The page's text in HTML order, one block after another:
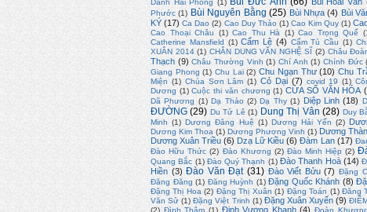
Danh Hải Phong (1) Bùi Hoài Vân
Phước (1) Bùi Nguyên Bằng (25) Bùi Nhựa (4) Bùi
KÝ (17) Ca Dao (2) Cao Duy Thảo (1) Cao Kim Quy (1)
Cao Thoại Châu
(1) Cao Thu Hà (1) Cao Trọng Quế
Catherine Mansfield (1) Cẩm Lệ (4) Cẩm Tú Cầu (1)
XUÂN 2014 (1) CHÂN DUNG VĂN NGHỆ SĨ (2) Châu
Thạch (9) Châu Thường Vinh (1) Chí Anh (1) Chính Đức
Giang Phong (1) Chu Lai (2) Chu Ngạn Thư (10) Chu
Miện (1) Chúa Sơn Lâm (1) Cỏ Dại (7) covid 19 (1)
Dương (1) Cuộc thi văn chương (1) CỬA SỔ VĂN HÓA
Dã Phương (1) Dạ Thảo (2) Dạ Thy (1) Diệp Linh (18)
ĐƯỜNG (29) Du Tử Lê (1) Dung Thị Vân (28) Duy
Minh (1) Dương Đăng Huệ (1) Dương Hải Yến (2)
Dương Kim Thoa (1) Dương Phương Vinh (1) Dương
Dương Xuân Triều (6) Dzạ Lữ Kiều (6) Đàm Lan (17)
Đào Hữu Thức (2) Đào Khương (2) Đào Minh Hiệp (2)
Quang Bắc (1) Đào Quý Thạnh (1) Đào Thanh Hoà (14)
Hiền (3) Đào Văn Đạt (31) Đào Viết Bửu (7) Đặng
Đăng Đăng (1) Đăng Huỳnh (1) Đặng Quốc Khánh (8)
Đặng Thị Hoa (2) Đặng Thị Xuân (1) Đặng Toán (1) Đăng
Văn Sử (1) Đặng Việt Trinh (1) Đặng Xuân Xuyến (9)
Đinh Vương Khanh (4)